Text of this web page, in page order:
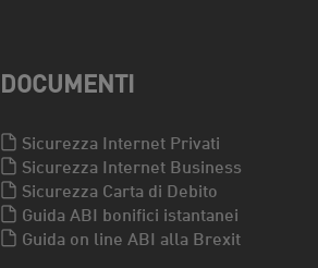
DOCUMENTI
Sicurezza Internet Privati
Sicurezza Internet Business
Sicurezza Carta di Debito
Guida ABI bonifici istantanei
Guida on line ABI alla Brexit